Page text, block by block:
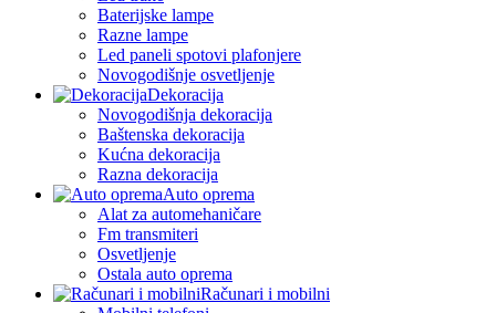
Baterijske lampe
Razne lampe
Led paneli spotovi plafonjere
Novogodišnje osvetljenje
Dekoracija
Novogodišnja dekoracija
Baštenska dekoracija
Kućna dekoracija
Razna dekoracija
Auto oprema
Alat za automehaničare
Fm transmiteri
Osvetljenje
Ostala auto oprema
Računari i mobilni